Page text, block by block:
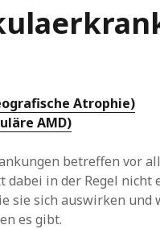
Abbonieren Sie
Atrophie)
AMD)
betreffen vor
in der Regel nicht
sie sich auswirken und
es gibt.